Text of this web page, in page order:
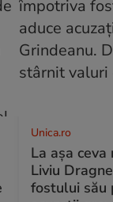
Unica.ro
La așa
Liviu
fostului său